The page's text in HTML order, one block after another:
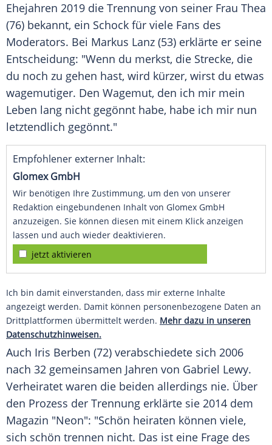
Ehejahren 2019 die Trennung von seiner Frau Thea
(76) bekannt, ein Schock für viele Fans des
Moderators. Bei Markus Lanz (53) erklärte er seine
Entscheidung: "Wenn du merkst, die Strecke, die
du noch zu gehen hast, wird kürzer, wirst du etwas
wagemutiger. Den Wagemut, den ich mir mein
Leben lang nicht gegönnt habe, habe ich mir nun
letztendlich gegönnt."
Empfohlener externer Inhalt:
Glomex GmbH
Wir benötigen Ihre Zustimmung, um den von unserer
Redaktion eingebundenen Inhalt von Glomex GmbH
anzuzeigen. Sie können diesen mit einem Klick anzeigen
lassen und auch wieder deaktivieren.
jetzt aktivieren
Ich bin damit einverstanden, dass mir externe Inhalte
angezeigt werden. Damit können personenbezogene Daten an
Drittplattformen übermittelt werden. Mehr dazu in unseren
Datenschutzhinweisen.
Auch Iris Berben (72) verabschiedete sich 2006
nach 32 gemeinsamen Jahren von Gabriel Lewy.
Verheiratet waren die beiden allerdings nie. Über
den Prozess der Trennung erklärte sie 2014 dem
Magazin "Neon": "Schön heiraten können viele,
sich schön trennen nicht. Das ist eine Frage des